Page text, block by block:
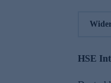
HSE